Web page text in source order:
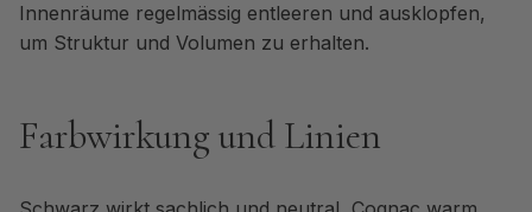
Innenräume regelmässig entleeren und ausklopfen,
um Struktur und Volumen zu erhalten.
Farbwirkung und Linien